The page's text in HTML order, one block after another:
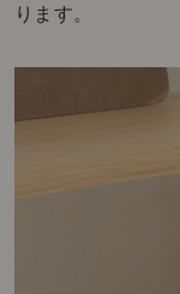
ります。